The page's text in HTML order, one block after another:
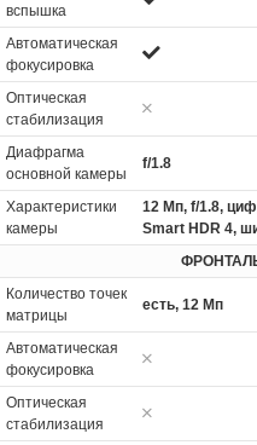
вспышка
Автоматическая
фокусировка
Оптическая
стабилизация
Диафрагма
основной камеры
f/1.8
Характеристики
камеры
12 Мп, f/1.8,
Smart HDR 4,
Количество точек
матрицы
есть, 12 Мп
Автоматическая
фокусировка
Оптическая
стабилизация